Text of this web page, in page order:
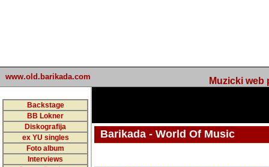
www.old.barikada.com Muzicki web
Backstage
BB Lokner
Diskografija
ex YU singles
Foto album
Interviews
Barikada - World Of Music